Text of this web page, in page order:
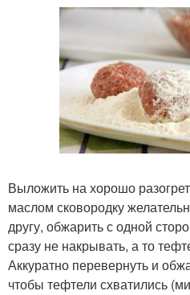
Выложить на хорошо
маслом сковородку
другу, обжарить с одной
сразу не накрывать, а то
Аккуратно перевернуть и
чтобы тефтели схватились